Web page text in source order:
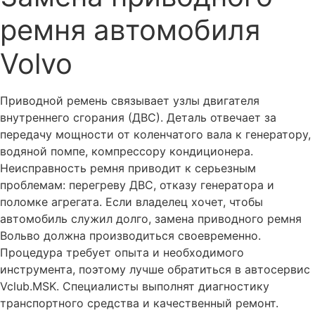
Отключение EGR, заднего датчика кислорода/лямбда
Чип-тюнинг Евро-2 автомобиля Вольво
Ремонт приборной панели Вольво
Вольво
Ремонт центрального замка, системы
централизованного запирания автомобиля Вольво
Ремонт блока управления вентилятором охлаждения
двигателя Вольво
Ремонт блока управления и насоса Haldex Вольво
Диагностика и ремонт системы полного привода Вольво
Ремонт электронных блоков ABS Вольво
Диагностика систем ABS и DSTC Вольво
Поиск утечки тока, произвольный разряд аккумулятора
Вольво
ремня автомобиля
Volvo
Приводной ремень связывает узлы двигателя
внутреннего сгорания (ДВС). Деталь отвечает за
передачу мощности от коленчатого вала к генератору,
водяной помпе, компрессору кондиционера.
Неисправность ремня приводит к серьезным
проблемам: перегреву ДВС, отказу генератора и
поломке агрегата. Если владелец хочет, чтобы
автомобиль служил долго, замена приводного ремня
Вольво должна производиться своевременно.
Процедура требует опыта и необходимого
инструмента, поэтому лучше обратиться в автосервис
Vclub.MSK. Специалисты выполнят диагностику
транспортного средства и качественный ремонт.